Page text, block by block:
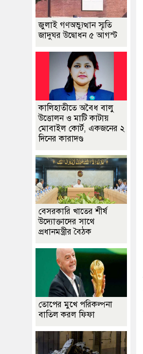
জুলাই গণঅভ্যুত্থান স্মৃতি
জাদুঘর উদ্বোধন ৫ আগস্ট
কালিহাতীতে অবৈধ বালু
উত্তোলন ও মাটি কাটায়
মোবাইল কোর্ট, একজনের ২
দিনের কারাদণ্ড
বেসরকারি খাতের শীর্ষ
উদ্যোক্তাদের সাথে
প্রধানমন্ত্রীর বৈঠক
তোপের মুখে পরিকল্পনা
বাতিল করল ফিফা